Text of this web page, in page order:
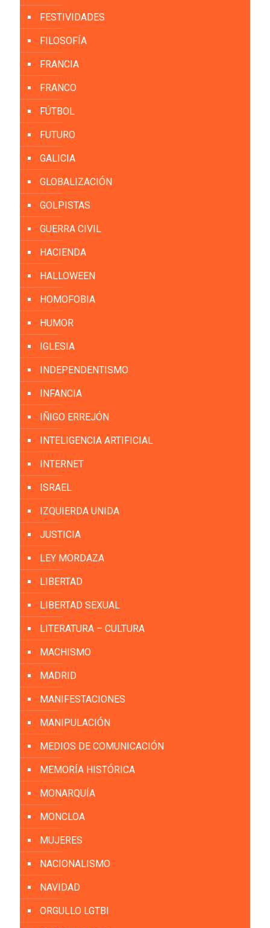
FESTIVIDADES
FILOSOFÍA
FRANCIA
FRANCO
FÚTBOL
FUTURO
GALICIA
GLOBALIZACIÓN
GOLPISTAS
GUERRA CIVIL
HACIENDA
HALLOWEEN
HOMOFOBIA
HUMOR
IGLESIA
INDEPENDENTISMO
INFANCIA
IÑIGO ERREJÓN
INTELIGENCIA ARTIFICIAL
INTERNET
ISRAEL
IZQUIERDA UNIDA
JUSTICIA
LEY MORDAZA
LIBERTAD
LIBERTAD SEXUAL
LITERATURA – CULTURA
MACHISMO
MADRID
MANIFESTACIONES
MANIPULACIÓN
MEDIOS DE COMUNICACIÓN
MEMORÍA HISTÓRICA
MONARQUÍA
MONCLOA
MUJERES
NACIONALISMO
NAVIDAD
ORGULLO LGTBI